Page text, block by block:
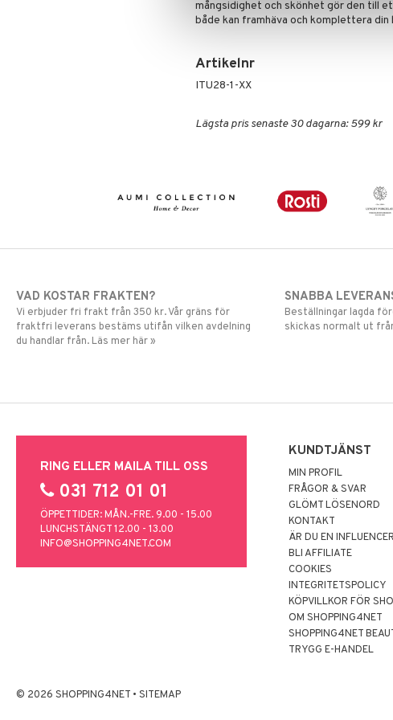
mångsidighet och skönhet gör den till
både kan framhäva och komplettera
Artikelnr
ITU28-1-XX
Lägsta pris senaste 30 dagarna: 599 kr
VAD KOSTAR FRAKTEN?
Vi erbjuder fri frakt från 350 kr. Vår gräns för
fraktfri leverans bestäms utifån vilken avdelning
du handlar från. Läs mer här »
SNABBA
Beställningar lagda
skickas normalt ut
RING ELLER MAILA TILL OSS
031 712 01 01
ÖPPETTIDER: MÅN.-FRE. 9.00 - 15.00
LUNCHSTÄNGT 12.00 - 13.00
INFO@SHOPPING4NET.COM
KUNDTJÄNST
MIN PROFIL
FRÅGOR & SVAR
GLÖMT LÖSENORD
KONTAKT
ÄR DU EN
BLI AFFILIATE
COOKIES
INTEGRITETSPOLICY
KÖPVILLKOR FÖR
OM SHOPPING4NET
SHOPPING4NET
TRYGG E-HANDEL
© 2026 SHOPPING4NET • SITEMAP